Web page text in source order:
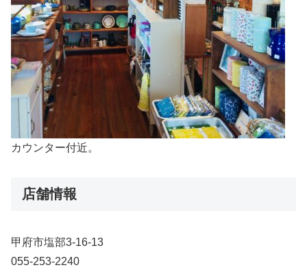
カウンター付近。
店舗情報
甲府市塩部3-16-13
055-253-2240